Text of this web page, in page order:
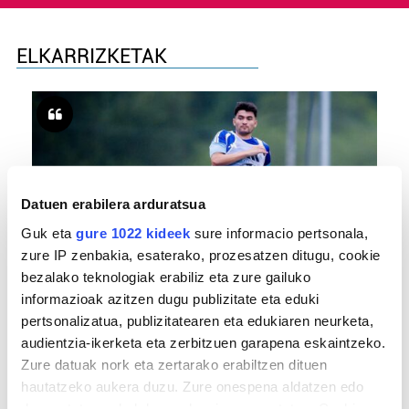
Datuen erabilera arduratsua
Guk eta gure 1022 kideek sure informacio pertsonala,
zure IP zenbakia, esaterako, prozesatzen ditugu, cookie
bezalako teknologiak erabiliz eta zure gailuko
informazioak azitzen dugu publizitate eta eduki
pertsonalizatua, publizitatearen eta edukiaren neurketa,
audientzia-ikerketa eta zerbitzuen garapena eskaintzeko.
Zure datuak nork eta zertarako erabiltzen dituen
hautatzeko aukera duzu. Zure onespena aldatzen edo
ELKARRIZKETAK
FUTBOLA
«Helburuak hasieratik markatzea beti gaiztoa
izaten da»